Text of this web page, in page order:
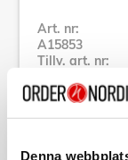
Denna
Art. nr:
A15853
Tillv. art. nr:
Se alla